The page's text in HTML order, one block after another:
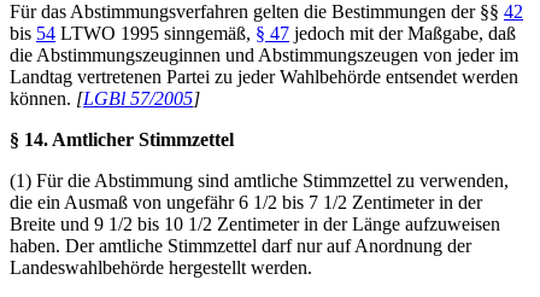
Für das Abstimmungsverfahren gelten die Bestimmungen der §§ 42
bis 54 LTWO 1995 sinngemäß, § 47 jedoch mit der Maßgabe, daß
die Abstimmungszeuginnen und Abstimmungszeugen von jeder im
Landtag vertretenen Partei zu jeder Wahlbehörde entsendet werden
können. [LGBl 57/2005]
§ 14. Amtlicher Stimmzettel
(1) Für die Abstimmung sind amtliche Stimmzettel zu verwenden,
die ein Ausmaß von ungefähr 6 1/2 bis 7 1/2 Zentimeter in der
Breite und 9 1/2 bis 10 1/2 Zentimeter in der Länge aufzuweisen
haben. Der amtliche Stimmzettel darf nur auf Anordnung der
Landeswahlbehörde hergestellt werden.